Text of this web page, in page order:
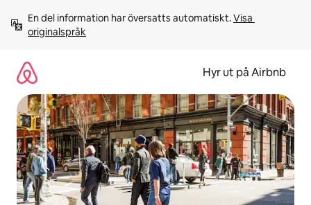
innehåll
En del information har översatts automatiskt. Visa
originalspråk
Hyr ut på Airbnb